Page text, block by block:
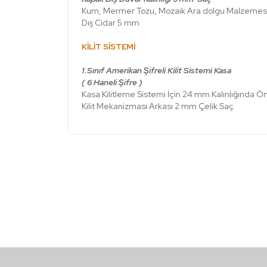
Kum, Mermer Tozu, Mozaik Ara dolgu
Dış Cidar 5 mm
KİLİT SİSTEMİ
1.Sınıf Amerikan Şifreli Kilit Sistemi Kasa
( 6 Haneli Şifre )
Kasa Kilitleme Sistemi İçin 24 mm Kalınlığında
Kilit Mekanizması Arkası 2 mm Çelik Saç
Görüş ve önerileriniz için teşekkür ederiz.